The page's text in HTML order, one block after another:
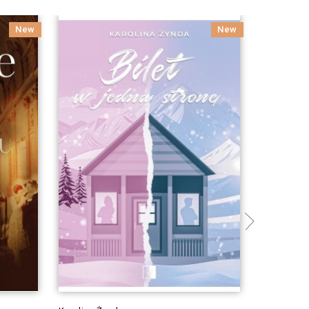
New New